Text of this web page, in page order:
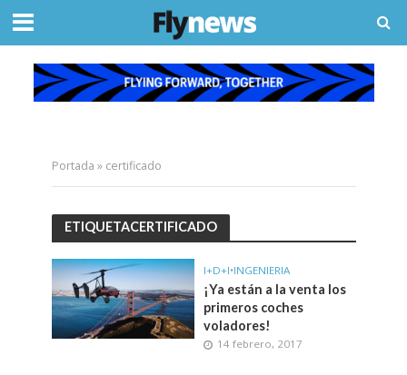
Portada » certificado
ETIQUETACERTIFICADO
I+D+I•INGENIERIA
¡Ya están a la venta los
primeros coches
voladores!
14 febrero, 2017